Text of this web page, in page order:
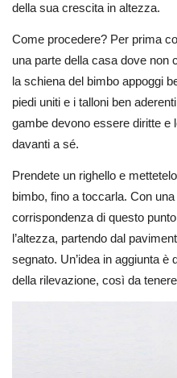
della sua crescita in altezza.
Come procedere? Per prima
una parte della casa dove non
la schiena del bimbo appoggi
piedi uniti e i talloni ben
gambe devono essere diritte e
davanti a sé.
Prendete un righello e
bimbo, fino a toccarla. Con
corrispondenza di questo
l’altezza, partendo dal
segnato. Un’idea in aggiunta
della rilevazione, così da